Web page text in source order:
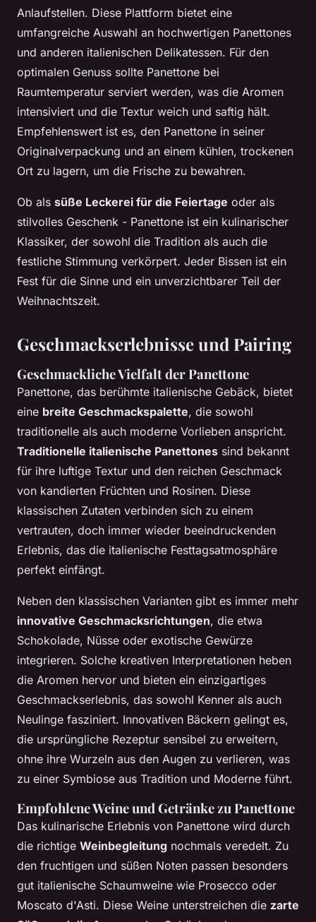
Anlaufstellen. Diese Plattform bietet eine
umfangreiche Auswahl an hochwertigen Panettones
und anderen italienischen Delikatessen. Für den
optimalen Genuss sollte Panettone bei
Raumtemperatur serviert werden, was die Aromen
intensiviert und die Textur weich und saftig hält.
Empfehlenswert ist es, den Panettone in seiner
Originalverpackung und an einem kühlen, trockenen
Ort zu lagern, um die Frische zu bewahren.
Ob als süße Leckerei für die Feiertage oder als
stilvolles Geschenk - Panettone ist ein kulinarischer
Klassiker, der sowohl die Tradition als auch die
festliche Stimmung verkörpert. Jeder Bissen ist ein
Fest für die Sinne und ein unverzichtbarer Teil der
Weihnachtszeit.
Geschmackserlebnisse und Pairing
Geschmackliche Vielfalt der Panettone
Panettone, das berühmte italienische Gebäck, bietet
eine breite Geschmackspalette, die sowohl
traditionelle als auch moderne Vorlieben anspricht.
Traditionelle italienische Panettones sind bekannt
für ihre luftige Textur und den reichen Geschmack
von kandierten Früchten und Rosinen. Diese
klassischen Zutaten verbinden sich zu einem
vertrauten, doch immer wieder beeindruckenden
Erlebnis, das die italienische Festtagsatmosphäre
perfekt einfängt.
Neben den klassischen Varianten gibt es immer mehr
innovative Geschmacksrichtungen, die etwa
Schokolade, Nüsse oder exotische Gewürze
integrieren. Solche kreativen Interpretationen heben
die Aromen hervor und bieten ein einzigartiges
Geschmackserlebnis, das sowohl Kenner als auch
Neulinge fasziniert. Innovativen Bäckern gelingt es,
die ursprüngliche Rezeptur sensibel zu erweitern,
ohne ihre Wurzeln aus den Augen zu verlieren, was
zu einer Symbiose aus Tradition und Moderne führt.
Empfohlene Weine und Getränke zu Panettone
Das kulinarische Erlebnis von Panettone wird durch
die richtige Weinbegleitung nochmals veredelt. Zu
den fruchtigen und süßen Noten passen besonders
gut italienische Schaumweine wie Prosecco oder
Moscato d'Asti. Diese Weine unterstreichen die zarte